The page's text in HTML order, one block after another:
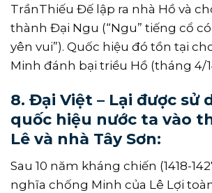
TrầnThiếu Đế lập ra nhà Hồ và
thành Đại Ngu (“Ngu” tiếng cổ
yên vui”). Quốc hiệu đó tồn tại
Minh đánh bại triều Hồ (tháng 4/
8. Đại Việt – Lại được sử
quốc hiệu nước ta vào
Lê và nhà Tây Sơn:
Sau 10 năm kháng chiến (1418-
nghĩa chống Minh của Lê Lợi